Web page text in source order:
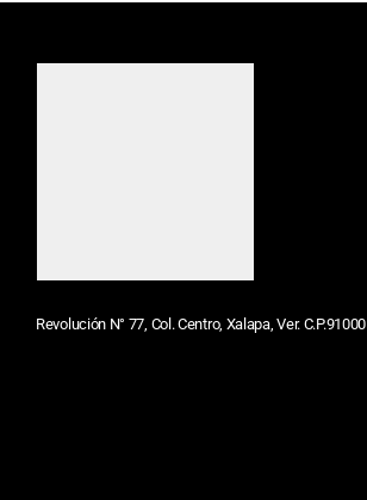
Revolución N° 77, Col. Centro, Xalapa, Ver. C.P.91000